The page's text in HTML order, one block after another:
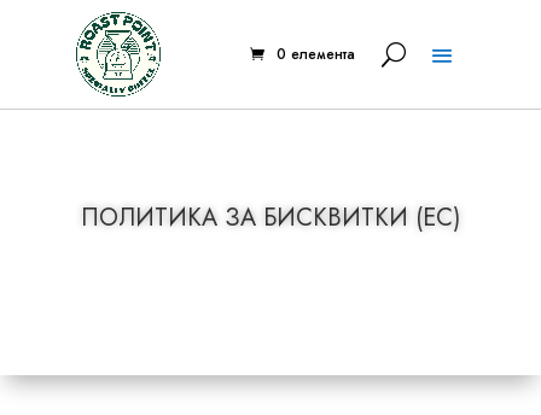
0 елемента
ПОЛИТИКА ЗА БИСКВИТКИ (ЕС)